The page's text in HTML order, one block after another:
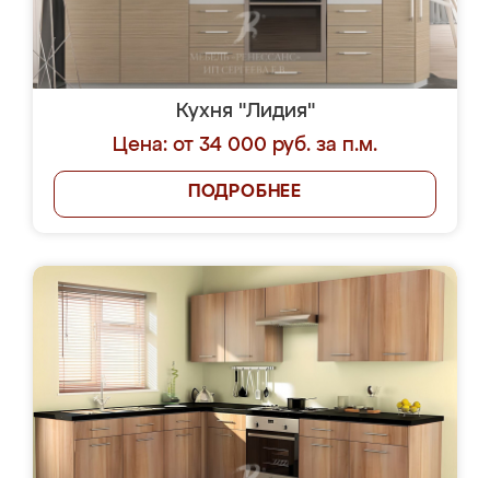
Кухня "Лидия"
Цена: от 34 000 руб. за п.м.
ПОДРОБНЕЕ